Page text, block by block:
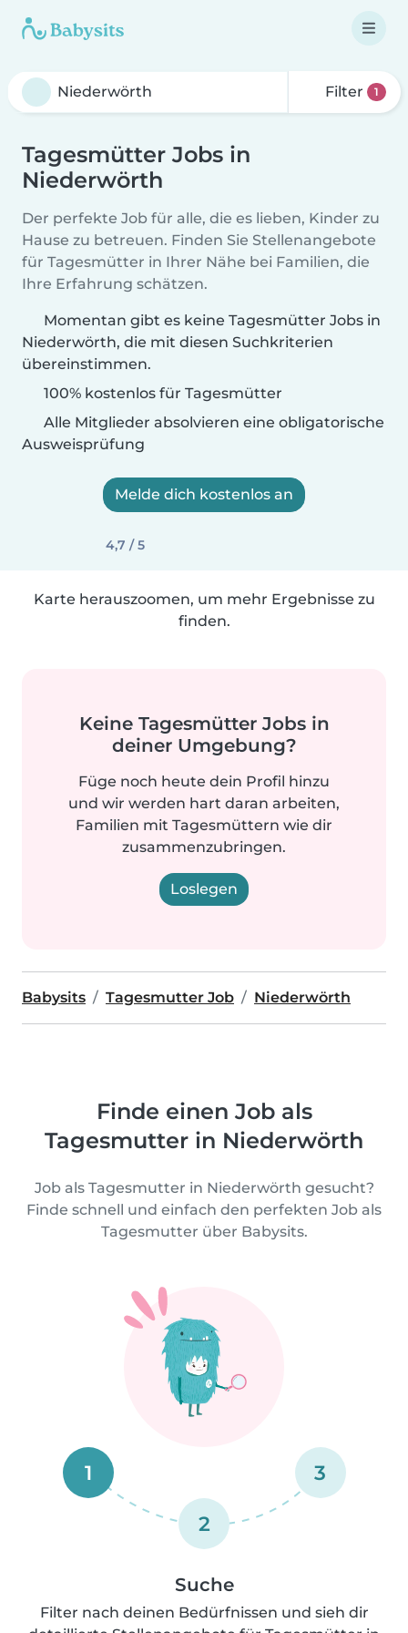
Filter 1
Tagesmütter Jobs in
Niederwörth
Der perfekte Job für alle, die es lieben, Kinder zu
Hause zu betreuen. Finden Sie Stellenangebote
für Tagesmütter in Ihrer Nähe bei Familien, die
Ihre Erfahrung schätzen.
Momentan gibt es keine Tagesmütter Jobs in
Niederwörth, die mit diesen Suchkriterien
übereinstimmen.
100% kostenlos für Tagesmütter
Alle Mitglieder absolvieren eine obligatorische
Ausweisprüfung
Melde dich kostenlos an
4,7 / 5
Karte herauszoomen, um mehr Ergebnisse zu
finden.
Keine Tagesmütter Jobs in
deiner Umgebung?
Füge noch heute dein Profil hinzu
und wir werden hart daran arbeiten,
Familien mit Tagesmüttern wie dir
zusammenzubringen.
Loslegen
Babysits Tagesmutter Job Niederwörth
Finde einen Job als
Tagesmutter in Niederwörth
Job als Tagesmutter in Niederwörth gesucht?
Finde schnell und einfach den perfekten Job als
Tagesmutter über Babysits.
1
2
3
Suche
Filter nach deinen Bedürfnissen und sieh dir